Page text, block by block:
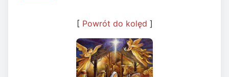
[ Powrót do kolęd ]